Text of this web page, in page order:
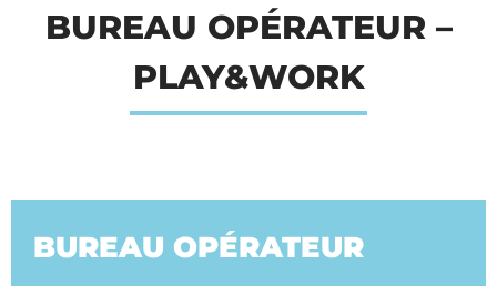
BUREAU OPÉRATEUR –
PLAY&WORK
BUREAU OPÉRATEUR